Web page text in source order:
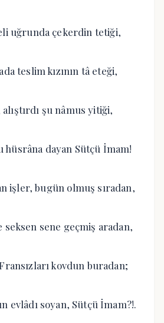
uğrunda çekerdin tetiği,
teslim kızının tâ eteği,
şu nâmus yitiği,
hüsrâna dayan Sütçü İmam!
işler, bugün olmuş sıradan,
seksen sene geçmiş aradan,
kovdun buradan;
evlâdı soyan, Sütçü İmam?!.